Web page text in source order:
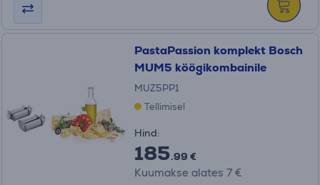
PastaPassion komplekt Bosch
MUM5 köögikombainile
MUZ5PP1
Tellimisel
Hind:
185.99 €
Kuumakse alates 7 €